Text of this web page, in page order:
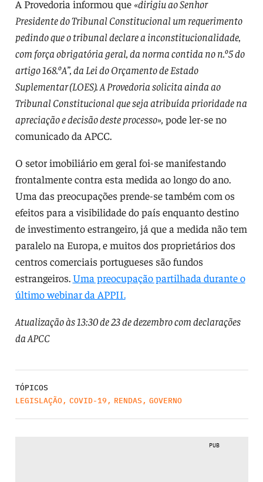
A Provedoria informou que «dirigiu ao Senhor
Presidente do Tribunal Constitucional um requerimento
pedindo que o tribunal declare a inconstitucionalidade,
com força obrigatória geral, da norma contida no n.º5 do
artigo 168.ºA”, da Lei do Orçamento de Estado
Suplementar (LOES). A Provedoria solicita ainda ao
Tribunal Constitucional que seja atribuída prioridade na
apreciação e decisão deste processo», pode ler-se no
comunicado da APCC.
O setor imobiliário em geral foi-se manifestando
frontalmente contra esta medida ao longo do ano.
Uma das preocupações prende-se também com os
efeitos para a visibilidade do país enquanto destino
de investimento estrangeiro, já que a medida não tem
paralelo na Europa, e muitos dos proprietários dos
centros comerciais portugueses são fundos
estrangeiros.Uma preocupação partilhada durante o
último webinar da APPII.
Atualização às 13:30 de 23 de dezembro com declarações
da APCC
TÓPICOS
LEGISLAÇÃO, COVID-19 , RENDAS , GOVERNO
PUB